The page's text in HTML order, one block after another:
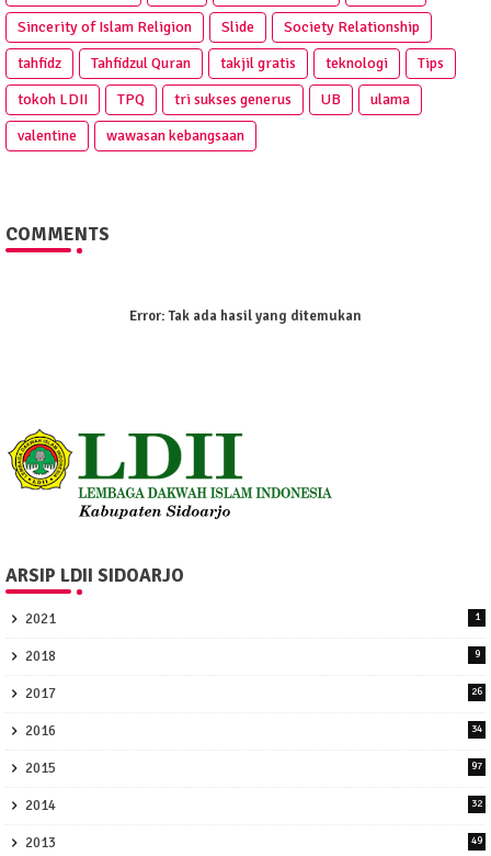
Sincerity of Islam Religion
Slide
Society Relationship
tahfidz
Tahfidzul Quran takjil gratis teknologi
Tips
tokoh LDII
TPQ tri sukses generus UB
ulama
valentine
wawasan kebangsaan
COMMENTS
Error:Tak ada hasil yang ditemukan
ARSIP LDII SIDOARJO
2021 1
2018 9
2017 26
2016 34
2015 97
2014 32
2013 49